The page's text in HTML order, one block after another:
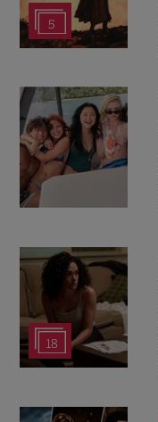
5
18